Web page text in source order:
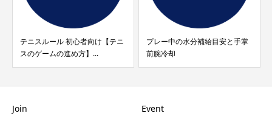
プレー中の水分補給目安と手掌
前腕冷却
ザムスト「COOL SHADER 冷感
ベスト」販売...
Join
Event